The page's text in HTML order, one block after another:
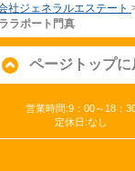
社ジェネラルエステート
ララポート門真
ページトップに
営業時間:9：00～18：
定休日:なし